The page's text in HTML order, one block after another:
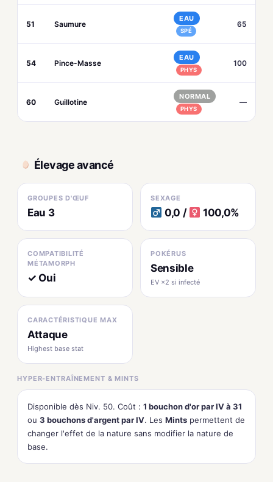
51 Saumure
EAU
SPÉ
65
54 Pince-Masse
EAU
PHYS
100
60 Guillotine
NORMAL
PHYS
—
Élevage avancé
GROUPES D'ŒUF
Eau 3
SEXAGE
0,0 / 100,0%
COMPATIBILITÉ
MÉTAMORPH
✓ Oui
POKÉRUS
Sensible
EV ×2 si infecté
CARACTÉRISTIQUE MAX
Attaque
Highest base stat
HYPER-ENTRAÎNEMENT & MINTS
Disponible dès Niv. 50. Coût : 1 bouchon d'or par IV à 31
ou 3 bouchons d'argent par IV. Les Mints permettent de
changer l'effet de la nature sans modifier la nature de
base.